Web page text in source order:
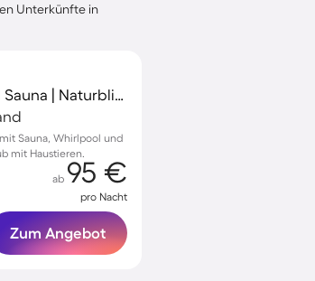
Unterkünfte in
Ferienhaus mit Grill, Whirlpool und Sauna | Naturblick
Sauna, Whirlpool und
mit Haustieren.
ab 95 €
pro Nacht
Zum Angebot